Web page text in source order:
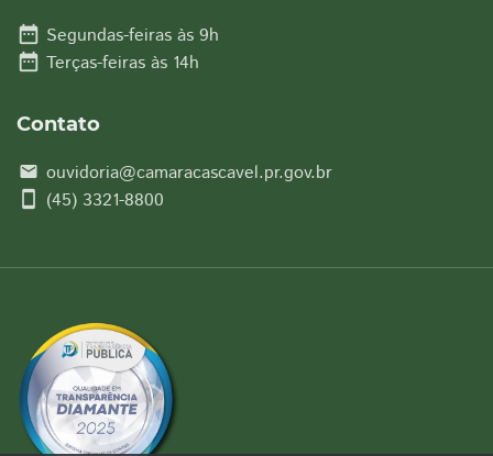
date_range Segundas-feiras às 9h
date_range Terças-feiras às 14h
Contato
email ouvidoria@camaracascavel.pr.gov.br
smartphone (45) 3321-8800